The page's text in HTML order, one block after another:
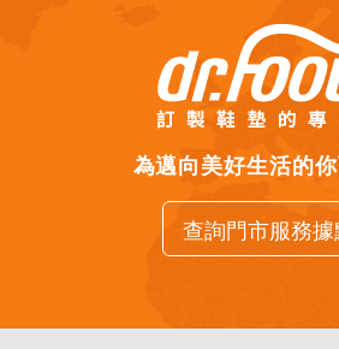
為邁向美好生活的
查詢門市服務